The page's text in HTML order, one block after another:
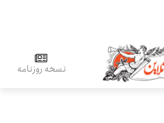
نسخه روزنامه